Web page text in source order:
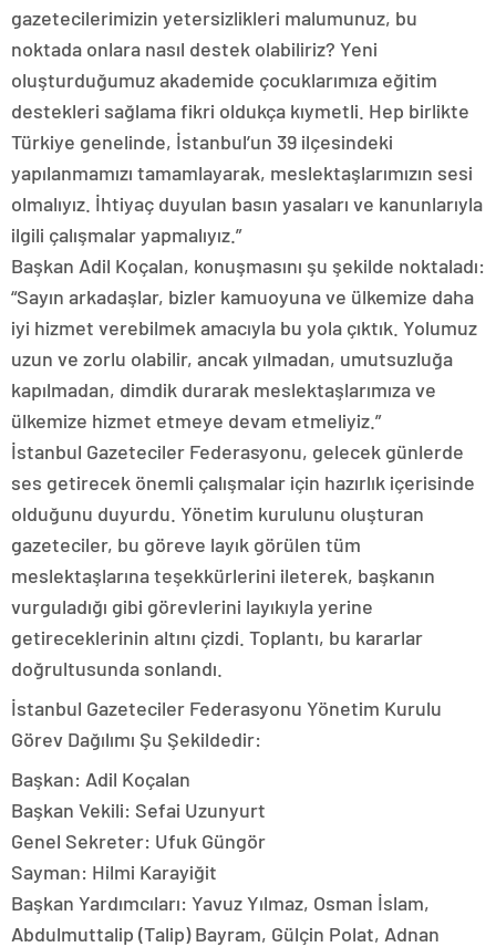
gazetecilerimizin yetersizlikleri malumunuz, bu
noktada onlara nasıl destek olabiliriz? Yeni
oluşturduğumuz akademide çocuklarımıza eğitim
destekleri sağlama fikri oldukça kıymetli. Hep birlikte
Türkiye genelinde, İstanbul’un 39 ilçesindeki
yapılanmamızı tamamlayarak, meslektaşlarımızın sesi
olmalıyız. İhtiyaç duyulan basın yasaları ve kanunlarıyla
ilgili çalışmalar yapmalıyız.”
Başkan Adil Koçalan, konuşmasını şu şekilde noktaladı:
“Sayın arkadaşlar, bizler kamuoyuna ve ülkemize daha
iyi hizmet verebilmek amacıyla bu yola çıktık. Yolumuz
uzun ve zorlu olabilir, ancak yılmadan, umutsuzluğa
kapılmadan, dimdik durarak meslektaşlarımıza ve
ülkemize hizmet etmeye devam etmeliyiz.”
İstanbul Gazeteciler Federasyonu, gelecek günlerde
ses getirecek önemli çalışmalar için hazırlık içerisinde
olduğunu duyurdu. Yönetim kurulunu oluşturan
gazeteciler, bu göreve layık görülen tüm
meslektaşlarına teşekkürlerini ileterek, başkanın
vurguladığı gibi görevlerini layıkıyla yerine
getireceklerinin altını çizdi. Toplantı, bu kararlar
doğrultusunda sonlandı.
İstanbul Gazeteciler Federasyonu Yönetim Kurulu
Görev Dağılımı Şu Şekildedir:
Başkan: Adil Koçalan
Başkan Vekili: Sefai Uzunyurt
Genel Sekreter: Ufuk Güngör
Sayman: Hilmi Karayiğit
Başkan Yardımcıları: Yavuz Yılmaz, Osman İslam,
Abdulmuttalip (Talip) Bayram, Gülçin Polat, Adnan